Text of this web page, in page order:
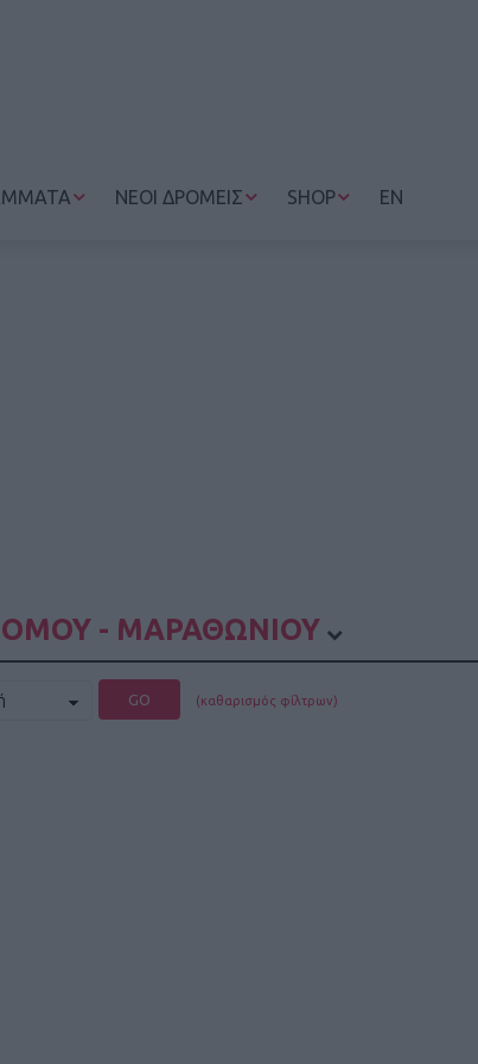
ΝΕΟΙ ΔΡΟΜΕΙΣ SHOP EN
- ΜΑΡΑΘΩΝΙΟΥ
GO (καθαρισμός φίλτρων)